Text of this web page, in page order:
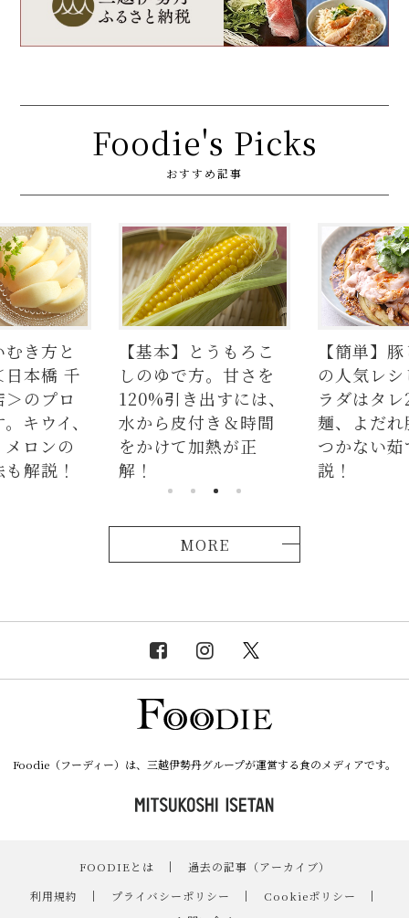
Foodie's Picks
おすすめ記事
き方と
本橋 千
のプロ
キウイ、
ロンの
解説！
【基本】とうもろこ
しのゆで方。甘さを
120%引き出すには、
水から皮付き＆時間
をかけて加熱が正
解！
【簡単】
の人気レ
ラダはタ
麺、よだ
つかない
説！
MORE
Foodie（フーディー）は、三越伊勢丹グループが運営する食のメディアです。
FOODIEとは ｜
過去の記事（アーカイブ）
｜
利用規約 ｜ プライバシーポリシー ｜ Cookieポリシー
｜